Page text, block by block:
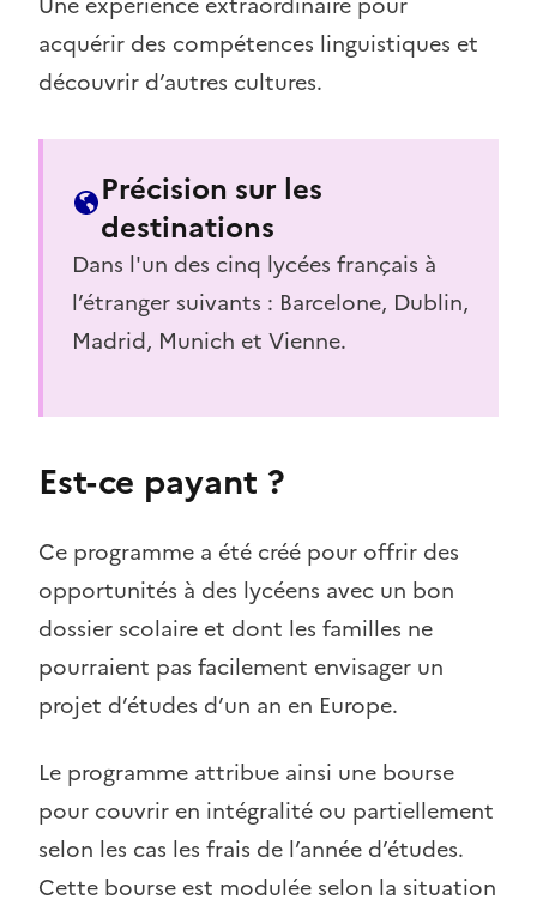
acquérir des compétences linguistiques et
découvrir d’autres cultures.
Précision sur les
destinations
Dans l'un des cinq lycées français à
l’étranger suivants : Barcelone, Dublin,
Madrid, Munich et Vienne.
Est-ce payant ?
Ce programme a été créé pour offrir des
opportunités à des lycéens avec un bon
dossier scolaire et dont les familles ne
pourraient pas facilement envisager un
projet d’études d’un an en Europe.
Le programme attribue ainsi une bourse
pour couvrir en intégralité ou partiellement
selon les cas les frais de l’année d’études.
Cette bourse est modulée selon la situation